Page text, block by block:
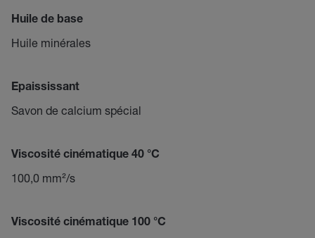
Huile de base
Huile minérales
Epaississant
Savon de calcium spécial
Viscosité cinématique 40 °C
100,0 mm²/s
Viscosité cinématique 100 °C